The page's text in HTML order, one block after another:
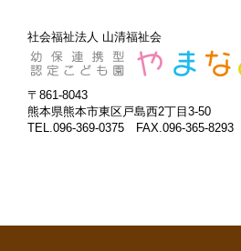
社会福祉法人 山清福祉会
〒861-8043
熊本県熊本市東区戸島西2丁目3-50
TEL.096-369-0375 FAX.096-365-8293